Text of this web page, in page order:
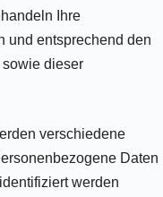
Ihre
und entsprechend den
dieser
verschiedene
Daten
werden